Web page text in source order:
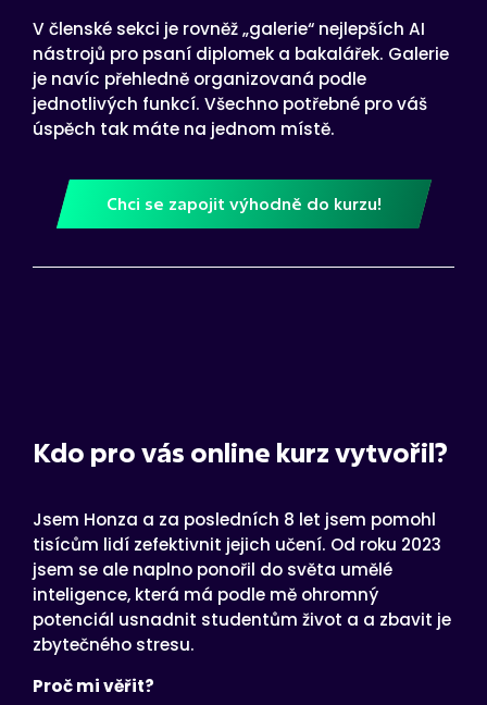
V členské sekci je rovněž „galerie“ nejlepších AI
nástrojů pro psaní diplomek a bakalářek. Galerie
je navíc přehledně organizovaná podle
jednotlivých funkcí. Všechno potřebné pro váš
úspěch tak máte na jednom místě.
Chci se zapojit výhodně do kurzu!
Kdo pro vás online kurz vytvořil?
Jsem Honza a za posledních 8 let jsem pomohl
tisícům lidí zefektivnit jejich učení. Od roku 2023
jsem se ale naplno ponořil do světa umělé
inteligence, která má podle mě ohromný
potenciál usnadnit studentům život a a zbavit je
zbytečného stresu.
Proč mi věřit?